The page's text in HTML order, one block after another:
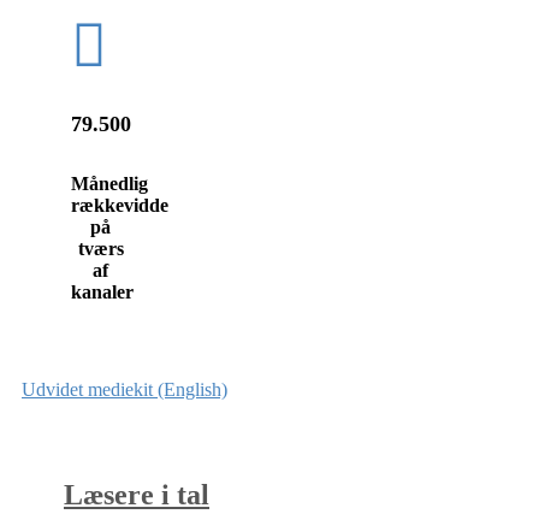
79.500
Månedlig
rækkevidde
på
tværs
af
kanaler
Udvidet mediekit (English)
Læsere i tal